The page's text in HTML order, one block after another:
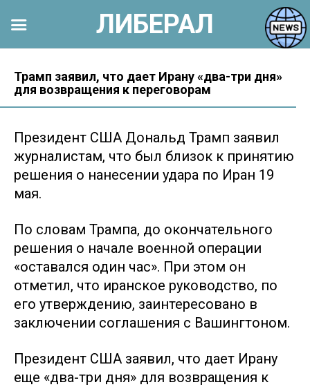
контенту
Трамп заявил, что дает Ирану «два-три дня»
для возвращения к переговорам
Президент США Дональд Трамп заявил
журналистам, что был близок к принятию
решения о нанесении удара по Иран 19
мая.
По словам Трампа, до окончательного
решения о начале военной операции
«оставался один час». При этом он
отметил, что иранское руководство, по
его утверждению, заинтересовано в
заключении соглашения с Вашингтоном.
Президент США заявил, что дает Ирану
еще «два-три дня» для возвращения к
ЛИБЕРАЛ